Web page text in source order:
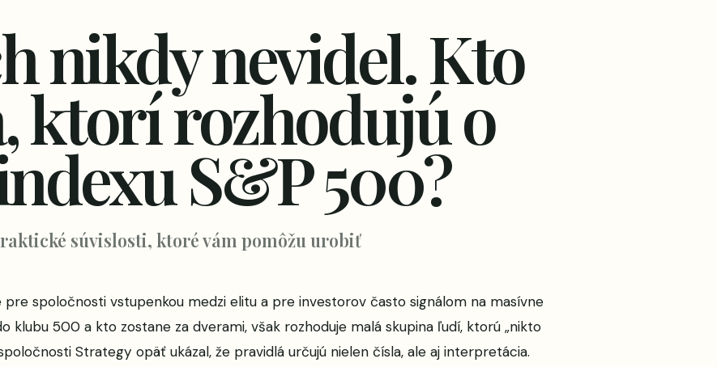
nikdy nevidel. Kto
ktorí rozhodujú o
S&P 500?
súvislosti, ktoré vám pomôžu urobiť
pre spoločnosti vstupenkou medzi elitu a pre investorov často signálom na masívne
klubu 500 a kto zostane za dverami, však rozhoduje malá skupina ľudí, ktorú „nikto
Strategy opäť ukázal, že pravidlá určujú nielen čísla, ale aj interpretácia.